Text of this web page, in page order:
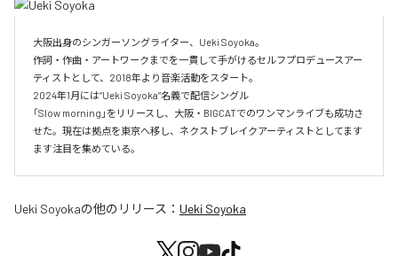
大阪出身のシンガーソングライター、Ueki Soyoka。
作詞・作曲・アートワークまでを一貫して手がけるセルフプロデュースアー
ティストとして、2018年より音楽活動をスタート。
2024年1月には“Ueki Soyoka”名義で配信シングル
「Slow morning」をリリースし、大阪・BIGCATでのワンマンライブも成功さ
せた。現在は拠点を東京へ移し、ネクストブレイクアーティストとしてます
ます注目を集めている。
Ueki Soyokaの他のリリース： Ueki Soyoka